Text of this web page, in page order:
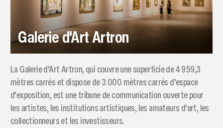
Galerie d'Art Artron
​La Galerie d'Art Artron, qui couvre une superficie de 4 959,3
mètres carrés et dispose de 3 000 mètres carrés d'espace
d'exposition, est une tribune de communication ouverte pour
les artistes, les institutions artistiques, les amateurs d'art, les
collectionneurs et les investisseurs.